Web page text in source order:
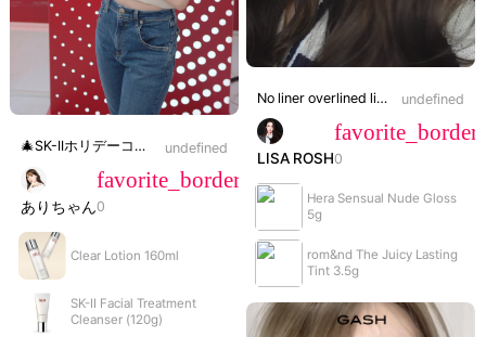
No liner overlined lips 👄 Products used: @romand_us juicy lasting tint <17 plum coke> @herabeauty_official sensual nude gloss <401 nudist>
#lipcombo#makeup
undefined
LISA ROSH
favorite_border
0
Hera Sensual Nude Gloss
5g
rom&nd The Juicy Lasting
Tint 3.5g
volume_off
🎄SK-IIホリデーコレクションレビュー🎄 こんばんは、ありちゃんです！ 今日は、SK-IIのホリデーコレクションレビューです✏️ ◾️商品概要 SK-II フェイシャル トリートメント エッセンス コフレ アーケード リミテッド エディション 29,150円 (税込) 中身としては、 ・フェイシャル トリートメント ジェントル クレンザー ・フェイシャル トリートメント クリア ローション ・フェイシャル トリートメント マスク（１枚） ・フェイシャル トリートメント エッセンス（現品） ・スキンパワー アドバンスト クリーム ・限定ポーチ が入っていました！ SK-IIの人気ラインが一気に試せる豪華ラインナップ🥺✨ ちなみに、トライアルキットもあって そっちだと ・フェイシャル トリートメント エッセンス（現品） ・ジェノプティクス ウルトオーラ エッセンス（10ml） ・スキンパワー アバンスト クリーム（15g） が入って、お値段13,970円 (税込)で買えちゃいます◎ 今回のSK-IIのホリデーでは豪華なイベントが開催されていて、 なんと全国の店頭やイベントで5,500円以上お買い物すると、 アーケードチャレンジというものに参加ができるんです！ （動画内の最後あたりに私がコイン入れてボタン押しているやつです） そこで、当たりがでるとなんとなんと SK-IIの現品一式がプレゼントという豪華特典付き😳😳😳 すごいよね〜！是非みんなもこの機会にSK-IIの店頭に遊びにいってみてね！ SK-IIのピテラ™️エッセンスは、もう何回リピートしたか わからないくらい愛用しています♡ 化粧水を手に出した時から お肌への浸透を感じるくらいとにかくしっかり保湿してくれる！ これからの乾燥が気になる季節に、ぜひチェックしてみてね！ 私の投稿を見てカウンターに来店した方に、 サンプルをプレゼントしてくださるそうです！ さらに、日本のSK-II専用の公式インスタグラムアカウント( @skii.jpn )も開設されたので、ぜひフォローしてみてね！ ありちゃんより *これまでにSK-IIのご購入履歴がなく、SK-II NOWプログラムに新規で 会員登録していただいた方限定 だそうです *SK-IIサンプルガイドラインに基づくお渡しとなります
#PR#SK2#ホリデーコレクション#ピテラエッセンス#スキンケア
undefined
ありちゃん
favorite_border
0
Clear Lotion 160ml
SK-II Facial Treatment
Cleanser (120g)